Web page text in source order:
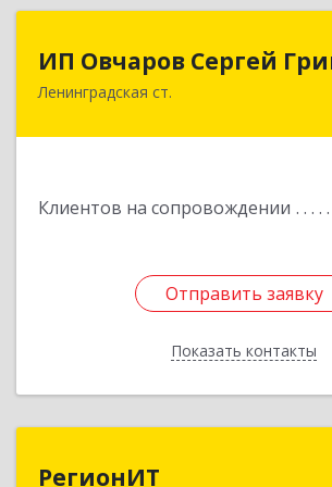
ИП Овчаров Сергей
Ленинградская ст.
Клиентов на сопровождении
Отправить заявку
Показать контакты
ИП Овчаров Сергей
353740, Краснодарский край,
Отправить заявку
Назад
РегионИТ